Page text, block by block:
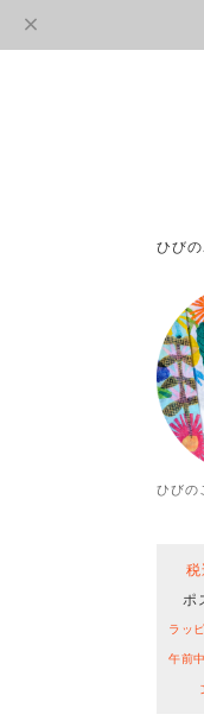
ひび
ひび
ポ
ラッ
午前